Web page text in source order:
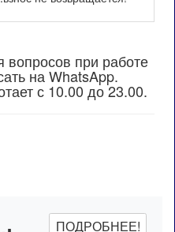
вопросов при работе
на WhatsApp.
с 10.00 до 23.00.
ПОДРОБНЕЕ!